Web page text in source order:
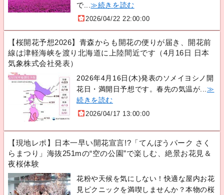
で...≫続きを読む
2026/04/22 22:00:00
【桜開花予想2026】青森からも開花の便りが届き、開花前
線は津軽海峡を渡り北海道に上陸間近です（4月16日 日本
気象株式会社発表）
2026年4月16日(木)発表のソメイヨシノ開
花日・満開日予想です。春先の気温が... ≫
続きを読む
2026/04/17 13:00:00
【現地レポ】日本一早い開花宣言!?「てんぼうパーク さく
らまつり」海抜251mの“空の公園”で楽しむ、絶景お花見＆
夜桜体験
花粉や天候を気にしない！快適な屋内お花
見ピクニックを満喫しませんか？本物の桜